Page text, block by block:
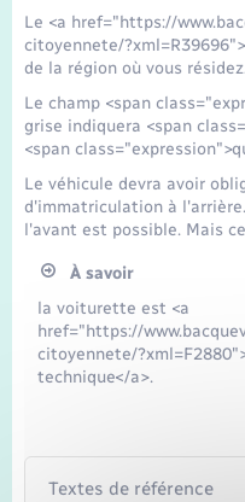
Seniors
Transports
Voirie et espace
Le <a href="https://
citoyennete/
de la région où vous
Le champ <span
grise indiquera <span
<span
Le véhicule devra avoir
d'immatriculation à
l'avant est possible. Mais
À savoir
la voiturette est <a
href="https://
citoyennete/
technique</a>.
Textes de référence